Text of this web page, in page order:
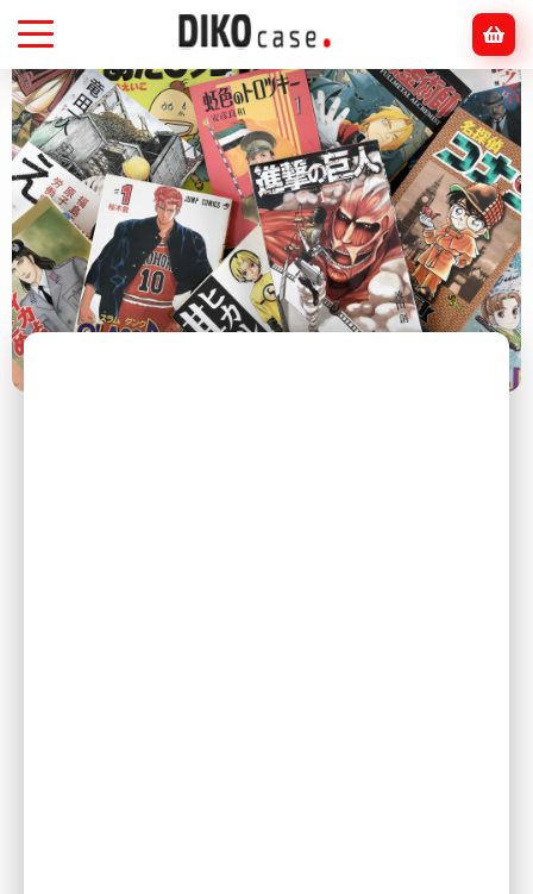
Головна Аніме Вплив манґи на популярність аніме-серіалів